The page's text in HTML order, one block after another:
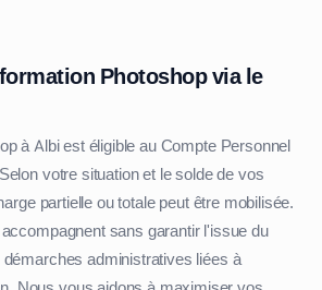
Photoshop via le
à Albi est éligible au Compte Personnel
votre situation et le solde de vos
partielle ou totale peut être mobilisée.
sans garantir l'issue du
administratives liées à